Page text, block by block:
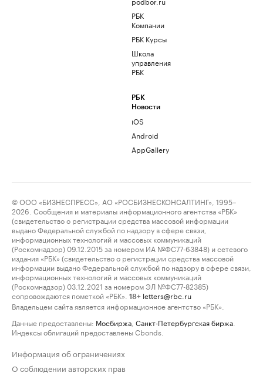
РБК
Компании
РБК Курсы
Школа
управления
РБК
РБК
Новости
iOS
Android
AppGallery
© ООО «БИЗНЕСПРЕСС», АО «РОСБИЗНЕСКОНСАЛТИНГ», 1995–
2026. Сообщения и материалы информационного агентства «РБК»
(свидетельство о регистрации средства массовой информации
выдано Федеральной службой по надзору в сфере связи,
информационных технологий и массовых коммуникаций
(Роскомнадзор) 09.12.2015 за номером ИА №ФС77-63848) и сетевого
издания «РБК» (свидетельство о регистрации средства массовой
информации выдано Федеральной службой по надзору в сфере связи,
информационных технологий и массовых коммуникаций
(Роскомнадзор) 03.12.2021 за номером ЭЛ №ФС77-82385)
сопровождаются пометкой «РБК».
18+ letters@rbc.ru
Владельцем сайта является информационное агентство «РБК».
Данные предоставлены: Мосбиржа Санкт-Петербургская биржа
Индексы облигаций предоставлены Cbonds.
Информация об ограничениях
О соблюдении авторских прав